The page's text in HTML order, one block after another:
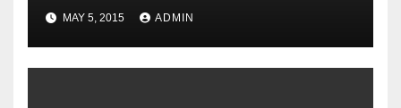
MAY 5, 2015 ADMIN